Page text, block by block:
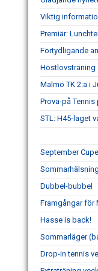
Viktig
Premiär:
Förtydligande
Höstlovsträning
Malmö TK 2:a i
Prova-på
STL: H45-laget
September
Dubbel-bubbel
Framgångar för
Hasse is back!
Sommarläger
Drop-in tennis